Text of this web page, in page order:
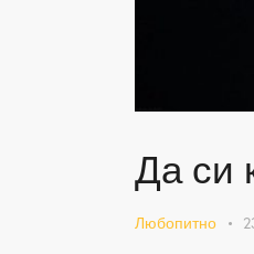
Да си
Любопитно